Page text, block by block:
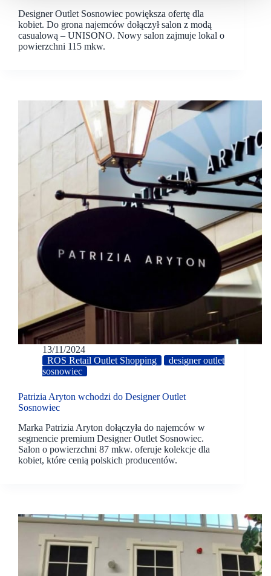
Designer Outlet Sosnowiec powiększa ofertę dla
kobiet. Do grona najemców dołączył salon z modą
casualową – UNISONO. Nowy salon zajmuje lokal o
powierzchni 115 mkw.
13/11/2024
ROS Retail Outlet Shopping
designer outlet
sosnowiec
Patrizia Aryton wchodzi do Designer Outlet
Sosnowiec
Marka Patrizia Aryton dołączyła do najemców w
segmencie premium Designer Outlet Sosnowiec.
Salon o powierzchni 87 mkw. oferuje kolekcje dla
kobiet, które cenią polskich producentów.